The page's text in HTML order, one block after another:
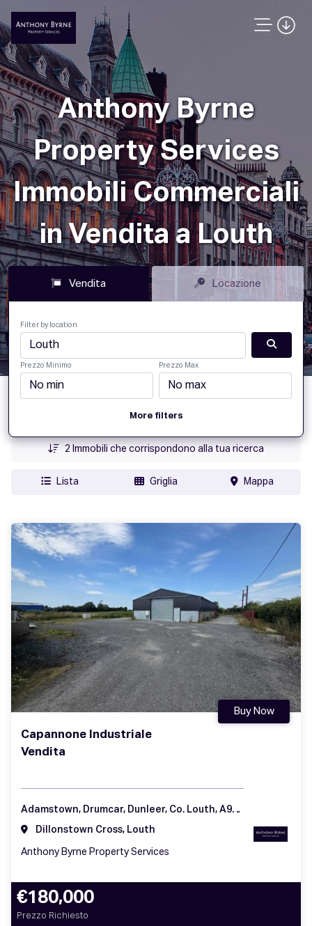
Anthony Byrne
Property Services
Immobili Commerciali
in Vendita a Louth
Vendita Locazione
Filter by location
Prezzo Minimo Prezzo Max
More filters
2 Immobili che corrispondono alla tua ricerca
Lista Griglia Mappa
Capannone Industriale
Vendita
Buy Now
Adamstown, Drumcar, Dunleer, Co. Louth, A92 H57K
Dillonstown Cross, Louth
Anthony Byrne Property Services
€180,000
Prezzo Richiesto